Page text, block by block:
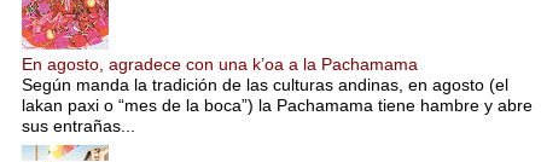
En agosto, agradece con una k’oa a la Pachamama
Según manda la tradición de las culturas andinas, en agosto (el
lakan paxi o “mes de la boca”) la Pachamama tiene hambre y abre
sus entrañas...